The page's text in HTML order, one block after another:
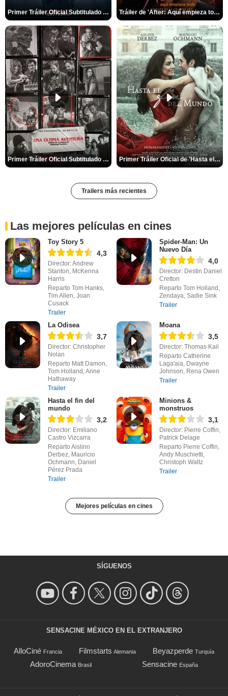
Primer Tráiler Oficial Subtitulado de 'La Noche Del Demonio: Están Entre Nosotros' Tráiler de 'After: Aquí empieza todo'
Primer Tráiler Oficial Subtitulado de 'Una última aventura: Detrás de cámaras de Stranger Things 5' Primer Tráiler Oficial de 'Hasta el fin del mundo'
Trailers más recientes
Las mejores películas en cines
Toy Story 5
4,3
Director: Andrew
Stanton, McKenna
Harris
Reparto Tom Hanks,
Tim Allen, Joan
Cusack
Trailer
Spider-Man: Un
Nuevo Día
4,0
Director: Destin Daniel
Cretton
Reparto Tom Holland,
Zendaya, Sadie Sink
Trailer
La Odisea
3,7
Director: Christopher
Nolan
Reparto Matt Damon,
Tom Holland, Anne
Hathaway
Trailer
Moana
3,5
Director: Thomas Kail
Reparto Catherine
Laga'aia, Dwayne
Johnson, Rena Owen
Trailer
Hasta el fin del
mundo
3,2
Director: Emiliano
Castro Vizcarra
Reparto Aislinn
Derbez, Mauricio
Ochmann, Daniel
Pérez Prada
Trailer
Minions &
monstruos
3,1
Director: Pierre Coffin,
Patrick Delage
Reparto Pierre Coffin,
Andy Muschietti,
Christoph Waltz
Trailer
Mejores películas en cines
SÍGUENOS
SENSACINE MÉXICO EN EL EXTRANJERO
AlloCiné Francia Filmstarts Alemania Beyazperde Turquía
AdoroCinema Brasil Sensacine España